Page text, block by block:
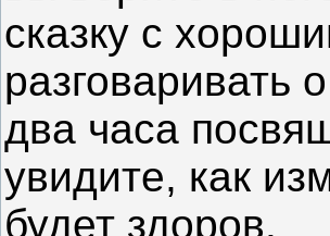
сказку с
разговаривать
два часа
увидите, как
будет здоров.